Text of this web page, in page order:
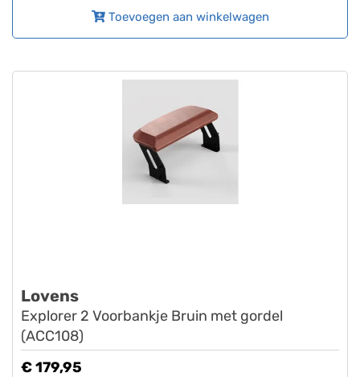
Toevoegen aan winkelwagen
Lovens
Explorer 2 Voorbankje Bruin met gordel
(ACC108)
€ 179,95